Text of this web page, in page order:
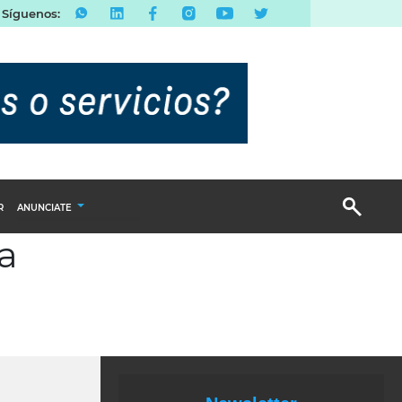
Síguenos:
ANUNCIATE